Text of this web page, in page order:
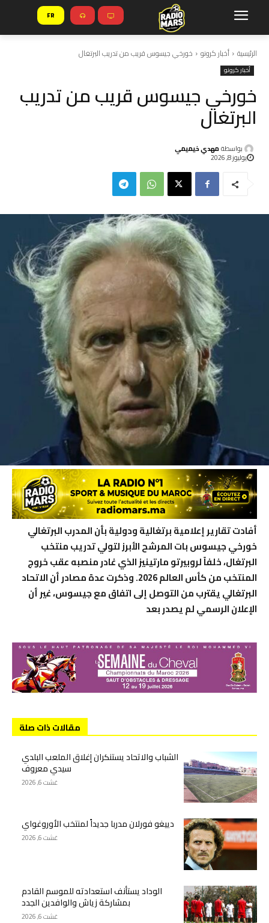
FR
الرئيسية أخبار كرونو خورخي جيسوس قريب من تدريب البرتغال
أخبار كرونو
خورخي جيسوس قريب من تدريب
البرتغال
بواسطةمهدي خيميمي
يوليوز 8, 2026
أفادت تقارير إعلامية برتغالية ودولية بأن المدرب البرتغالي
خورخي جيسوس بات المرشح الأبرز لتولي تدريب منتخب
البرتغال، خلفاً لروبيرتو مارتينيز الذي غادر منصبه عقب خروج
المنتخب من كأس العالم 2026. وذكرت عدة مصادر أن الاتحاد
البرتغالي يقترب من التوصل إلى اتفاق مع جيسوس، غير أن
الإعلان الرسمي لم يصدر بعد
مقالات ذات صلة
الشباب والاتحاد يستنكران إغلاق الملعب البلدي
سيدي معروف
غشت 6, 2026
دييغو فورلان مدربا جديداً لمنتخب الأوروغواي
غشت 6, 2026
الوداد يستأنف استعدادته للموسم القادم
بمشاركة زياش والوافدين الجدد
غشت 6, 2026